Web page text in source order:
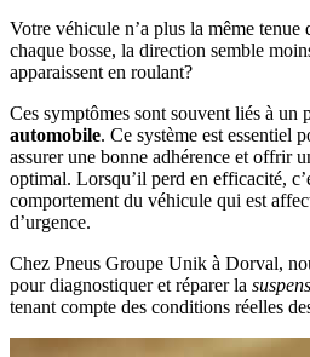
Votre véhicule n’a plus la même tenue
chaque bosse, la direction semble
apparaissent en roulant?
Ces symptômes sont souvent liés à un
automobile. Ce système est essentiel
assurer une bonne adhérence et offrir
optimal. Lorsqu’il perd en efficacité,
comportement du véhicule qui est
d’urgence.
Chez Pneus Groupe Unik à Dorval,
pour diagnostiquer et réparer la
tenant compte des conditions réelles